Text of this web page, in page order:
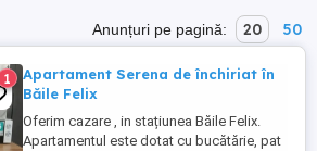
Anunțuri pe pagină: 20 50
1
Apartament Serena de închiriat în
Băile Felix
Oferim cazare , in stațiunea Băile Felix.
Apartamentul este dotat cu bucătărie, pat